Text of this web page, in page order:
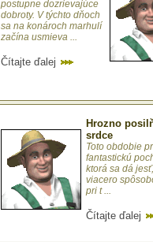
postupne dozrievajúce
dobroty. V týchto dňoch
sa na konároch marhulí
začína usmieva ...
Čítajte ďalej
Hrozno
srdce
Toto obdobie
fantastickú
ktorá sa dá
viacero
pri t ...
Čítajte ďalej